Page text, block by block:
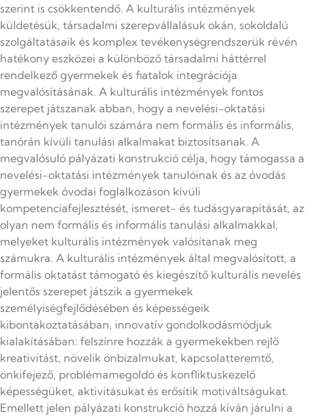
szerint is csökkentendő. A kulturális intézmények
küldetésük, társadalmi szerepvállalásuk okán, sokoldalú
szolgáltatásaik és komplex tevékenységrendszerük révén
hatékony eszközei a különböző társadalmi háttérrel
rendelkező gyermekek és fiatalok integrációja
megvalósításának. A kulturális intézmények fontos
szerepet játszanak abban, hogy a nevelési-oktatási
intézmények tanulói számára nem formális és informális,
tanórán kívüli tanulási alkalmakat biztosítsanak. A
megvalósuló pályázati konstrukció célja, hogy támogassa a
nevelési-oktatási intézmények tanulóinak és az óvodás
gyermekek óvodai foglalkozáson kívüli
kompetenciafejlesztését, ismeret- és tudásgyarapítását, az
olyan nem formális és informális tanulási alkalmakkal,
melyeket kulturális intézmények valósítanak meg
számukra. A kulturális intézmények által megvalósított, a
formális oktatást támogató és kiegészítő kulturális nevelés
jelentős szerepet játszik a gyermekek
személyiségfejlődésében és képességeik
kibontakoztatásában, innovatív gondolkodásmódjuk
kialakításában: felszínre hozzák a gyermekekben rejlő
kreativitást, növelik önbizalmukat, kapcsolatteremtő,
önkifejező, problémamegoldó és konfliktuskezelő
képességüket, aktivitásukat és erősítik motiváltságukat.
Emellett jelen pályázati konstrukció hozzá kíván járulni a